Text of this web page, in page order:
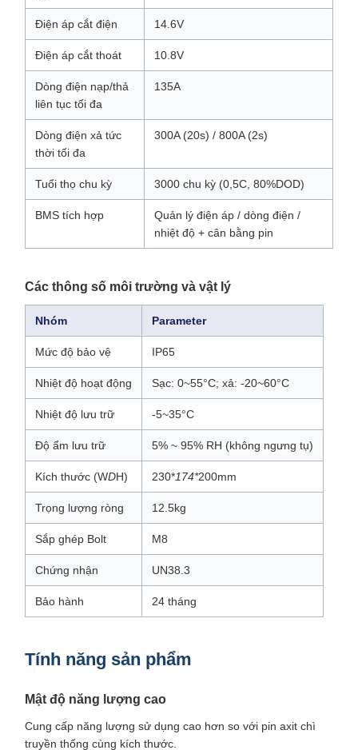
Điện áp cắt điện 14.6V
Điện áp cắt thoát 10.8V
Dòng điện nạp/thả
liên tục tối đa
135A
Dòng điện xả tức
thời tối đa
300A (20s) / 800A (2s)
Tuổi thọ chu kỳ 3000 chu kỳ (0,5C, 80%DOD)
BMS tích hợp
Quản lý điện áp / dòng điện /
nhiệt độ + cân bằng pin
Các thông số môi trường và vật lý
Nhóm Parameter
Mức độ bảo vệ IP65
Nhiệt độ hoạt động Sạc: 0~55°C; xả: -20~60°C
Nhiệt độ lưu trữ -5~35°C
Độ ẩm lưu trữ 5% ~ 95% RH (không ngưng tụ)
Kích thước (WDH) 230*174*200mm
Trọng lượng ròng 12.5kg
Sắp ghép Bolt M8
Chứng nhận UN38.3
Bảo hành 24 tháng
Tính năng sản phẩm
Mật độ năng lượng cao
Cung cấp năng lượng sử dụng cao hơn so với pin axit chì
truyền thống cùng kích thước.